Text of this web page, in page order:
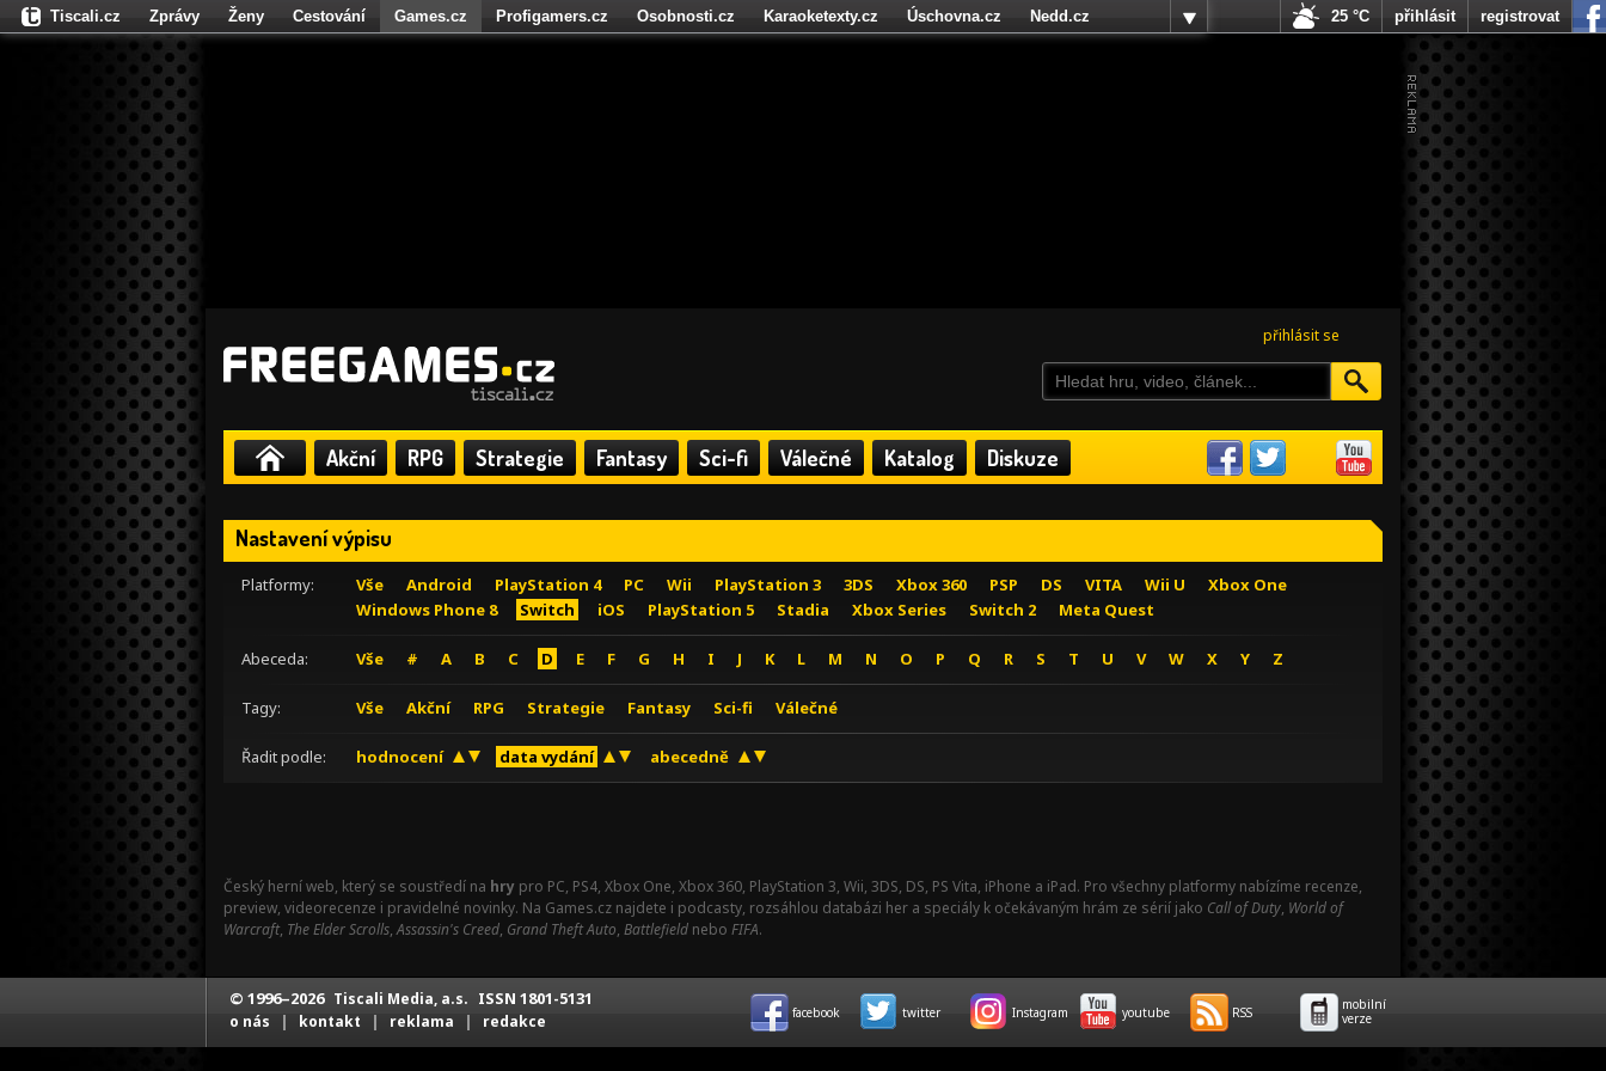
přihlásit se
Akční RPG Strategie Fantasy Sci-fi Válečné Katalog Diskuze
Nastavení výpisu
Platformy: Vše Android PlayStation 4 PC Wii PlayStation 3 3DS Xbox 360 PSP DS VITA Wii U
Xbox One
Windows Phone 8
Switch iOS PlayStation 5 Stadia Xbox Series Switch 2 Meta Quest
Abeceda: Vše # A B C D E F G H I J K L M N O P Q R S T U V W X Y Z
Tagy: Vše Akční RPG Strategie Fantasy Sci-fi Válečné
Řadit podle: hodnocení data vydání abecedně
Český herní web, který se soustředí na hry pro PC, PS4, Xbox One, Xbox 360, PlayStation 3, Wii, 3DS, DS, PS Vita, iPhone a iPad. Pro všechny platformy nabízíme recenze,
preview, videorecenze i pravidelné novinky. Na Games.cz najdete i podcasty, rozsáhlou databázi her a speciály k očekávaným hrám ze sérií jako Call of Duty, World of
Warcraft, The Elder Scrolls,Assassin's Creed, Grand Theft Auto, Battlefield nebo FIFA.
Tiscali.cz Zprávy Ženy Cestování Games.cz Profigamers.cz Osobnosti.cz Karaoketexty.cz Úschovna.cz
Nedd.cz
Fights.cz
25 °C přihlásit registrovat
© 1996–2026 Tiscali Media, a.s. ISSN 1801-5131
o nás | kontakt | reklama | redakce facebook twitter Instagram youtube RSS
mobilní
verze